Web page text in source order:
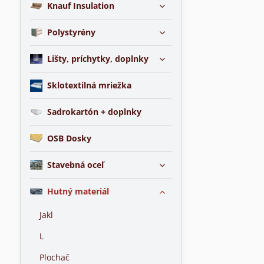
Knauf Insulation
Polystyrény
Lišty, príchytky, doplnky
Sklotextilná mriežka
Sadrokartón + doplnky
OSB Dosky
Stavebná oceľ
Hutný materiál
Jakl
L
Plochač